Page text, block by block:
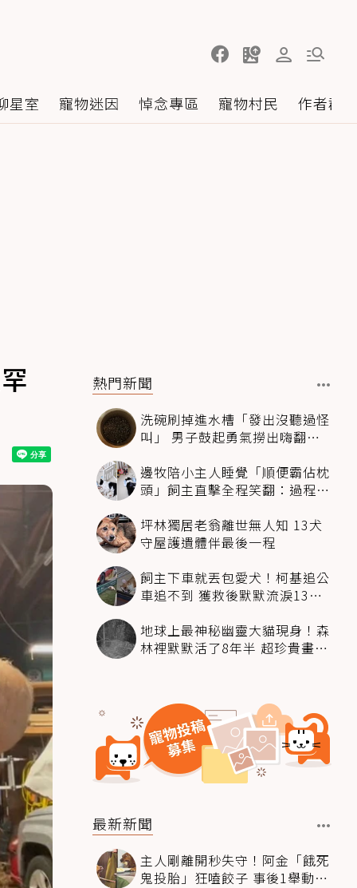
星室 寵物迷因 悼念專區 寵物村民 作者群
熱門新聞
洗碗刷掉進水槽「發出沒聽過怪
叫」 男子鼓起勇氣撈出嗨翻：
邊牧陪小主人睡覺「順便霸佔枕
頭」飼主直擊全程笑翻：過程絲
坪林獨居老翁離世無人知 13犬
守屋護遺體伴最後一程
飼主下車就丟包愛犬！柯基追公
車追不到 獲救後默默流淚13萬
地球上最神秘幽靈大貓現身！森
林裡默默活了8年半 超珍貴畫面
最新新聞
主人剛離開秒失守！阿金「餓死
鬼投胎」狂嗑餃子 事後1舉動反